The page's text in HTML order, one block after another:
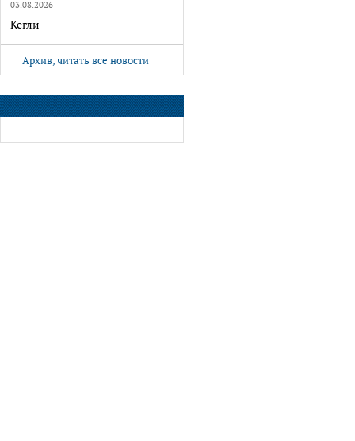
03.08.2026
Кегли
Архив, читать все новости